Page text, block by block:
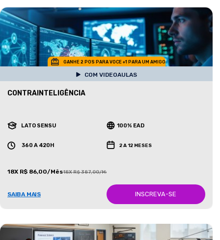
GANHE 2 POS PARA VOCE +1 PARA UM AMIGO
COM VIDEOAULAS
CONTRAINTELIGÊNCIA
LATO SENSU 100% EAD
360 A 420H 2 A 12 MESES
18X R$ 86,00/Mês18X R$ 387,00/Mês
SAIBA MAIS INSCREVA-SE